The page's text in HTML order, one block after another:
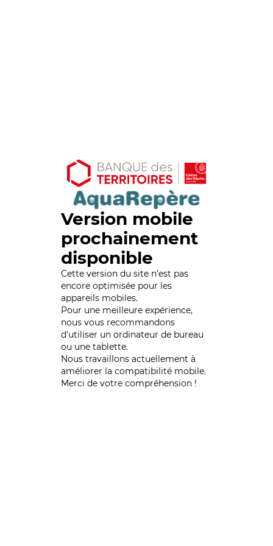
Version mobile
prochainement
disponible
Cette version du site n’est pas
encore optimisée pour les
appareils mobiles.
Pour une meilleure expérience,
nous vous recommandons
d'utiliser un ordinateur de bureau
ou une tablette.
Nous travaillons actuellement à
améliorer la compatibilité mobile.
Merci de votre compréhension !